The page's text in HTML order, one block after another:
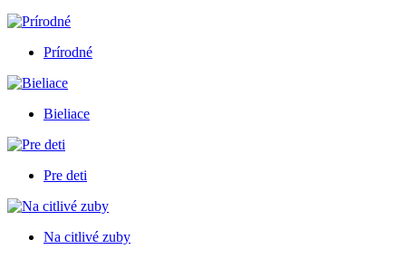
Prírodné
Bieliace
Pre deti
Na citlivé zuby